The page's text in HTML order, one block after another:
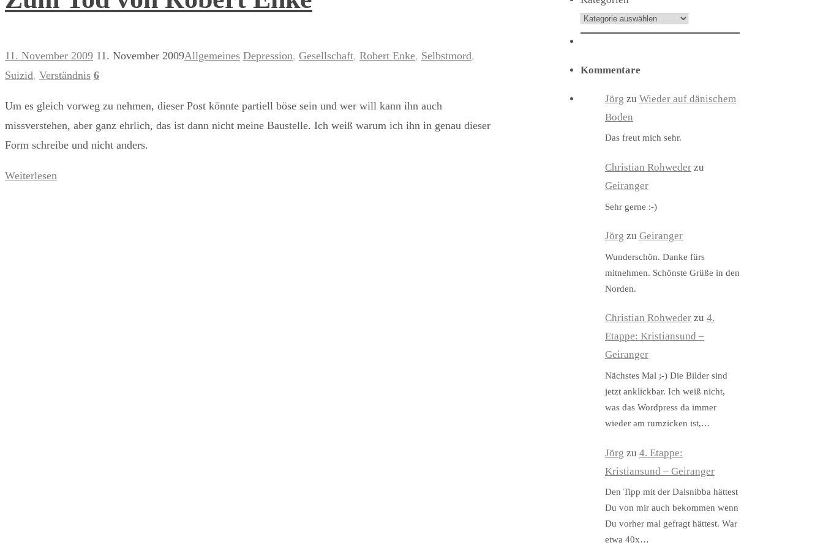
11. November 2009 11. November 2009Allgemeines Depression, Gesellschaft, Robert Enke, Selbstmord,
Suizid, Verständnis 6
Um es gleich vorweg zu nehmen, dieser Post könnte partiell böse sein und wer will kann ihn auch
missverstehen, aber ganz ehrlich, das ist dann nicht meine Baustelle. Ich weiß warum ich ihn in genau dieser
Form schreibe und nicht anders.
Weiterlesen
Kommentare
Jörg zu Wieder auf dänischem
Boden
Das freut mich sehr.
Christian Rohweder zu
Geiranger
Sehr gerne :-)
Jörg zu Geiranger
Wunderschön. Danke fürs
mitnehmen. Schönste Grüße in den
Norden.
Christian Rohweder zu 4.
Etappe: Kristiansund –
Geiranger
Nächstes Mal ;-) Die Bilder sind
jetzt anklickbar. Ich weiß nicht,
was das Wordpress da immer
wieder am rumzicken ist,…
Jörg zu 4. Etappe:
Kristiansund – Geiranger
Den Tipp mit der Dalsnibba hättest
Du von mir auch bekommen wenn
Du vorher mal gefragt hättest. War
etwa 40x…